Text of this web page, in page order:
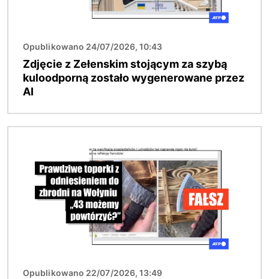
Opublikowano 24/07/2026, 10:43
Zdjęcie z Zełenskim stojącym za szybą
kuloodporną zostało wygenerowane przez
AI
Opublikowano 22/07/2026, 13:49